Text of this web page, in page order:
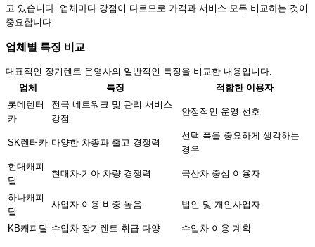
고 있습니다. 업체마다 강점이 다르므로 가격과 서비스 모두 비교하는 것이
중요합니다.
업체별 특징 비교
대표적인 장기렌트 운영사의 일반적인 특징을 비교한 내용입니다.
업체
특징
적합한 이용자
롯데렌터
카
전국 네트워크 및 관리 서비스
강점
안정적인 운영 선호
SK렌터카 다양한 차종과 출고 경쟁력
선택 폭을 중요하게 생각하는
경우
현대캐피
탈
현대차·기아 차량 경쟁력 국산차 중심 이용자
하나캐피
탈
사업자 이용 비중 높음 법인 및 개인사업자
KB캐피탈 수입차 장기렌트 취급 다양 수입차 이용 계획